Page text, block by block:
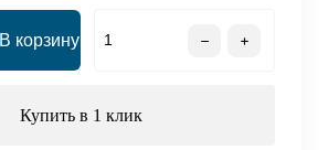
В корзину
Купить в 1 клик